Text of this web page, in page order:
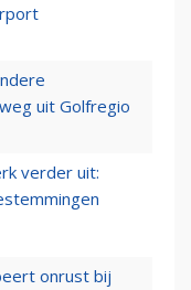
uit Golfregio
verder uit:
onrust bij